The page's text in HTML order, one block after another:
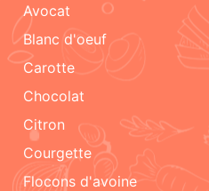
Avocat
blanc d'oeuf
carotte
chocolat
citron
courgette
flocons d'avoine